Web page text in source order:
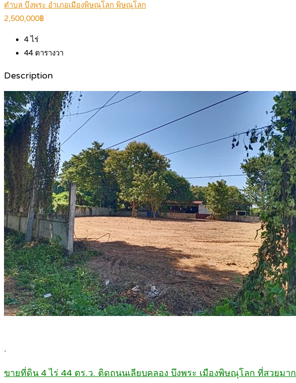
ตำบล บึงพระ อำเภอเมืองพิษณุโลก พิษณุโลก
2,500,000฿
4ไร่
44 ตารางวา
Description
.
ขายที่ดิน 4 ไร่ 44 ตร.ว. ติดถนนเลียบคลอง บึงพระ เมืองพิษณุโลก ที่สวยมาก